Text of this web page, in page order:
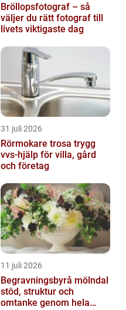
Bröllopsfotograf – så
väljer du rätt fotograf till
livets viktigaste dag
31 juli 2026
Rörmokare trosa trygg
vvs-hjälp för villa, gård
och företag
11 juli 2026
Begravningsbyrå mölndal
stöd, struktur och
omtanke genom hela